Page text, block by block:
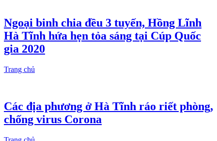
Ngoại binh chia đều 3 tuyến, Hồng Lĩnh
Hà Tĩnh hứa hẹn tỏa sáng tại Cúp Quốc
gia 2020
Trang chủ
Các địa phương ở Hà Tĩnh ráo riết phòng,
chống virus Corona